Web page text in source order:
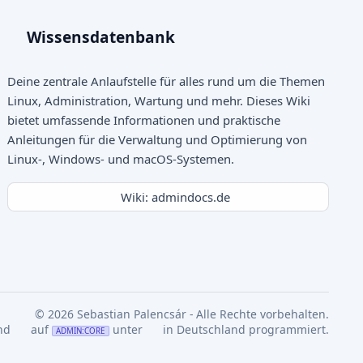
Wissensdatenbank
Deine zentrale Anlaufstelle für alles rund um die Themen
Linux, Administration, Wartung und mehr. Dieses Wiki
bietet umfassende Informationen und praktische
Anleitungen für die Verwaltung und Optimierung von
Linux-, Windows- und macOS-Systemen.
Wiki: admindocs.de
© 2026 Sebastian Palencsár - Alle Rechte vorbehalten.
auf ADMIN:CORE unter in Deutschland programmiert.